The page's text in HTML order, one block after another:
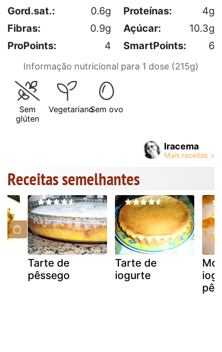
Gord.sat.:
0.6g Proteínas:
4g
Fibras:
0.9g Açúcar:
10.3g
ProPoints:
4 SmartPoints: 6
Informação nutricional para 1 dose (215g)
Sem
glúten
VegetarianoSem ovo
Iracema
Receitas semelhantes
Tarte de
pêssego
Tarte de
iogurte